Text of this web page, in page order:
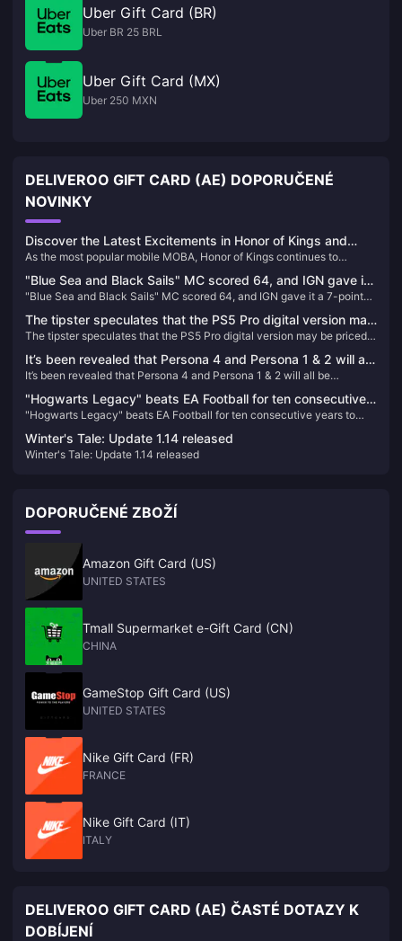
Uber Gift Card (BR)
Uber BR 25 BRL
Uber Gift Card (MX)
Uber 250 MXN
DELIVEROO GIFT CARD (AE) DOPORUČENÉ
NOVINKY
Discover the Latest Excitements in Honor of Kings and
Recharge Your Game
As the most popular mobile MOBA, Honor of Kings continues to
events. Here’s the latest buzz about the game and how you can
recharge your tokens easily through BitTopup.
"Blue Sea and Black Sails" MC scored 64, and IGN gave it
a 7-point rating
"Blue Sea and Black Sails" MC scored 64, and IGN gave it a 7-point
The tipster speculates that the PS5 Pro digital version may
be priced at around US$500
The tipster speculates that the PS5 Pro digital version may be priced
It’s been revealed that Persona 4 and Persona 1 & 2 will all
be remade/remastered
It’s been revealed that Persona 4 and Persona 1 & 2 will all be
"Hogwarts Legacy" beats EA Football for ten consecutive
years to take the top spot on the UK regional game list in
2023
"Hogwarts Legacy" beats EA Football for ten consecutive years to
Winter's Tale: Update 1.14 released
Winter's Tale: Update 1.14 released
DOPORUČENÉ ZBOŽÍ
Amazon Gift Card (US)
UNITED STATES
Tmall Supermarket e-Gift Card (CN)
CHINA
GameStop Gift Card (US)
UNITED STATES
Nike Gift Card (FR)
FRANCE
Nike Gift Card (IT)
ITALY
DELIVEROO GIFT CARD (AE) ČASTÉ DOTAZY K
DOBÍJENÍ